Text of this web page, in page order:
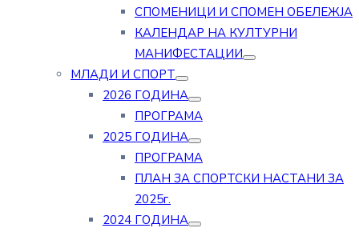
СПОМЕНИЦИ И СПОМЕН ОБЕЛЕЖЈА
КАЛЕНДАР НА КУЛТУРНИ
МАНИФЕСТАЦИИ
МЛАДИ И СПОРТ
2026 ГОДИНА
ПРОГРАМА
2025 ГОДИНА
ПРОГРАМА
ПЛАН ЗА СПОРТСКИ НАСТАНИ ЗА
2025г.
2024 ГОДИНА